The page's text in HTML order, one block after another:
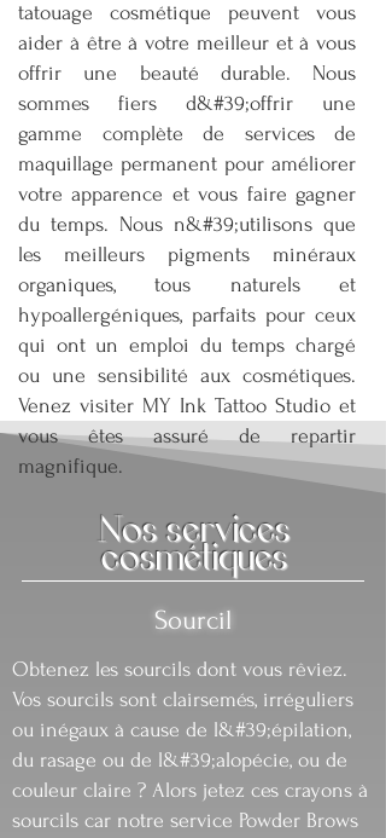
tatouage cosmétique peuvent vous
aider à être à votre meilleur et à vous
offrir une beauté durable. Nous
sommes fiers d&#39;offrir une
gamme complète de services de
maquillage permanent pour améliorer
votre apparence et vous faire gagner
du temps. Nous n&#39;utilisons que
les meilleurs pigments minéraux
organiques, tous naturels et
hypoallergéniques, parfaits pour ceux
qui ont un emploi du temps chargé
ou une sensibilité aux cosmétiques.
Venez visiter MY Ink Tattoo Studio et
vous êtes assuré de repartir
magnifique.
Nos services
cosmétiques
Sourcil
Obtenez les sourcils dont vous rêviez.
Vos sourcils sont clairsemés, irréguliers
ou inégaux à cause de l&#39;épilation,
du rasage ou de l&#39;alopécie, ou de
couleur claire ? Alors jetez ces crayons à
sourcils car notre service Powder Brows